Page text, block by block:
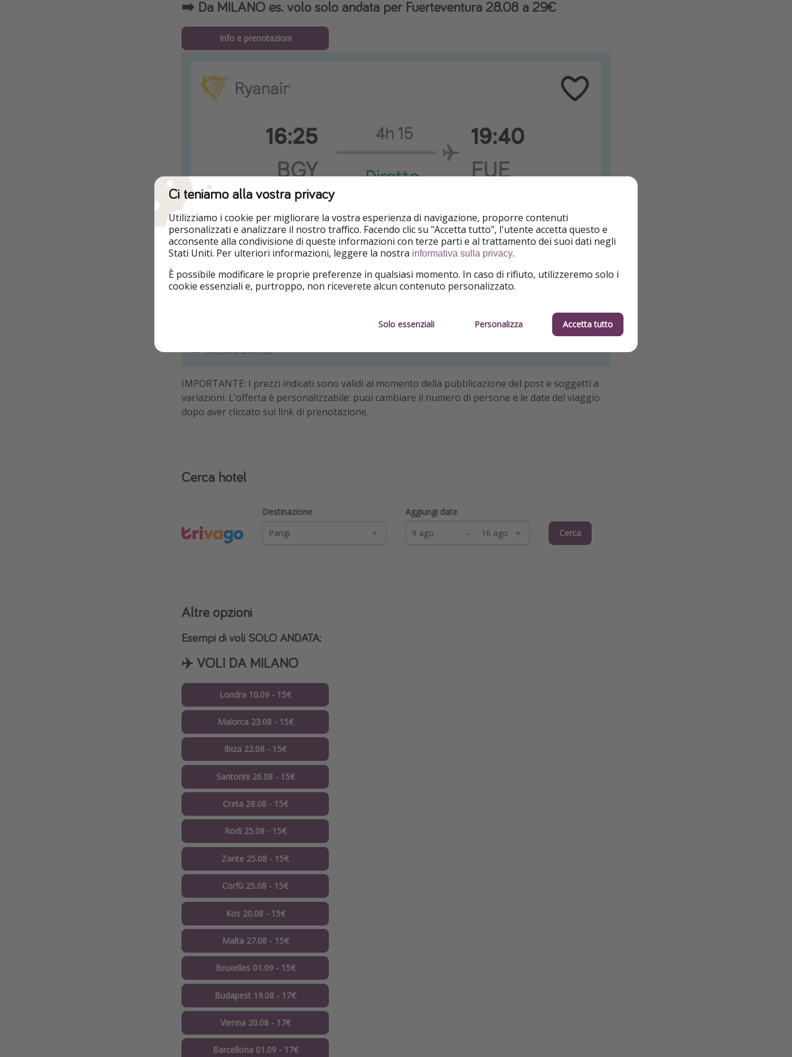
➡️ Da MILANO es. volo solo andata per Fuerteventura 28.08 a 29€
Info e prenotazioni
Mostra offerta
IMPORTANTE: I prezzi indicati sono validi al momento della pubblicazione del post e soggetti a
variazioni. L'offerta è personalizzabile: puoi cambiare il numero di persone e le date del viaggio
dopo aver cliccato sui link di prenotazione.
Cerca hotel
Destinazione Aggiungi date
- Cerca
Altre opzioni
Esempi di voli SOLO ANDATA:
✈️ VOLI DA MILANO
Londra 10.09 - 15€
Maiorca 23.08 - 15€
Ibiza 22.08 - 15€
Santorini 26.08 - 15€
Creta 28.08 - 15€
Rodi 25.08 - 15€
Zante 25.08 - 15€
Corfù 25.08 - 15€
Kos 20.08 - 15€
Malta 27.08 - 15€
Bruxelles 01.09 - 15€
Budapest 19.08 - 17€
Vienna 20.08 - 17€
Barcellona 01.09 - 17€
Ci teniamo alla vostra privacy
Utilizziamo i cookie per migliorare la vostra esperienza di navigazione, proporre contenuti
personalizzati e analizzare il nostro traffico. Facendo clic su "Accetta tutto", l'utente accetta questo e
acconsente alla condivisione di queste informazioni con terze parti e al trattamento dei suoi dati negli
Stati Uniti. Per ulteriori informazioni, leggere la nostra informativa sulla privacy.
È possibile modificare le proprie preferenze in qualsiasi momento. In caso di rifiuto, utilizzeremo solo i
cookie essenziali e, purtroppo, non riceverete alcun contenuto personalizzato.
Solo essenziali Personalizza Accetta tutto